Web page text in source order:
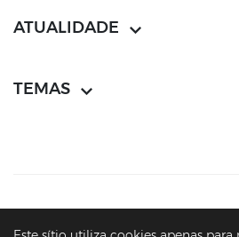
ATUALIDADE
TEMAS